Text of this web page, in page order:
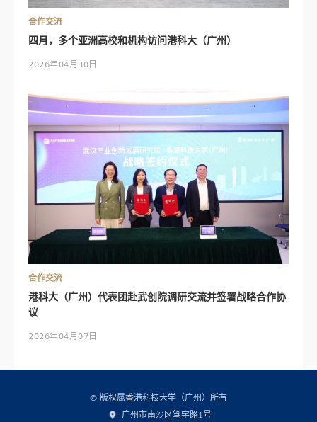
合作交流
四月，多个亚洲高校和机构访问港科大（广州）
2026年04月30日
合作交流
港科大（广州）代表团赴武创院调研交流并签署战略合作协
议
2026年04月07日
© 版权属香港科技大学（广州）所有
广州市南沙区笃学路1号